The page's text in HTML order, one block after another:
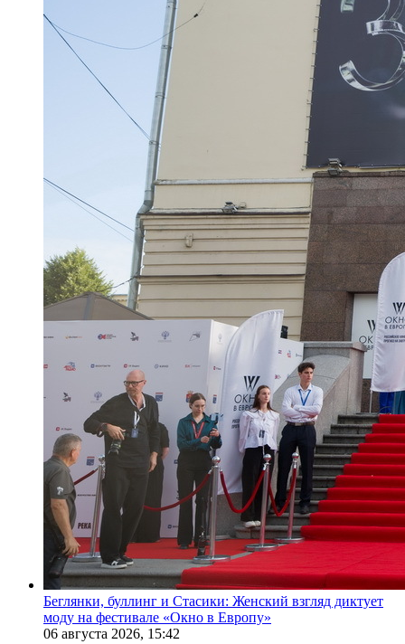
Беглянки, буллинг и Стасики: Женский взгляд диктует
моду на фестивале «Окно в Европу»
06 августа 2026, 15:42